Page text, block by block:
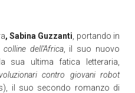
, Sabina Guzzanti , portando in
dell’Africa, il suo nuovo
sua ultima fatica letteraria,
contro giovani robot
il suo secondo romanzo di